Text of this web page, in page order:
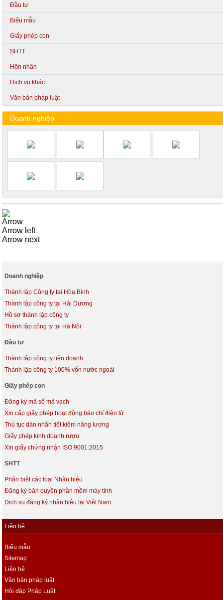
Đầu tư
Biểu mẫu
Giấy phép con
SHTT
Hôn nhân
Dịch vụ khác
Văn bản pháp luật
Doanh nghiệp
Arrow
Arrow left
Arrow next
Doanh nghiệp
Thành lập Công ty tại Hòa Bình
Thành lập công ty tại Hải Dương
Hồ sơ thành lập công ty
Thành lập công ty tại Hà Nội
Đầu tư
Thành lập công ty liên doanh
Thành lập công ty 100% vốn nước ngoài
Giấy phép con
Đăng ký mã số mã vạch
Xin cấp giấy phép hoạt động báo chí điện tử
Thủ tục dán nhãn tiết kiệm năng lượng
Giấy phép kinh doanh rượu
Xin giấy chứng nhận ISO 9001:2015
SHTT
Phân biệt các loại Nhãn hiệu
Đăng ký bản quyền phần mềm máy tính
Dịch vụ đăng ký nhãn hiệu tại Việt Nam
Liên hệ
Biểu mẫu
Sitemap
Liên hệ
Văn bản pháp luật
Hỏi đáp Pháp Luật